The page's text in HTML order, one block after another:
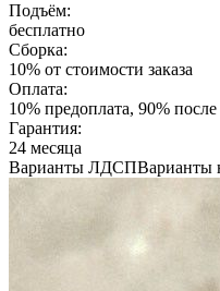
Подъём:
бесплатно
Сборка:
10% от стоимости заказа
Оплата:
10% предоплата, 90%
Гарантия:
24 месяца
Варианты ЛДСПВарианты